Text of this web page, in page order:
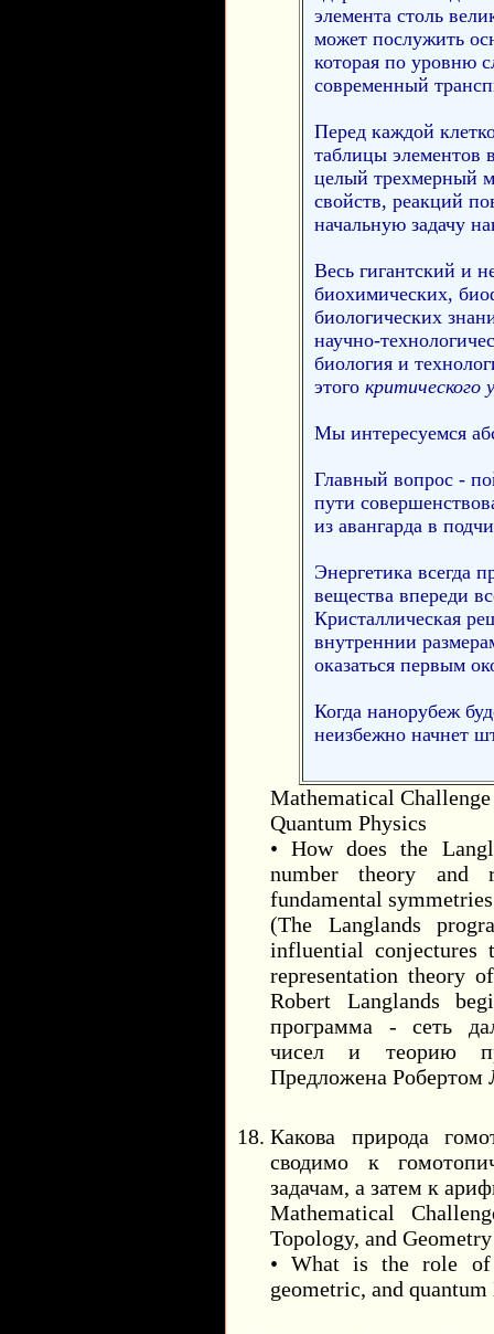
элемента столь
может послужить
которая по уровню
современный
Перед каждой
таблицы элементов
целый трехмерный
свойств, реакций
начальную задачу
Весь гигантский и
биохимических,
биологических
научно-
биология и
этого критического
Мы интересуемся
Главный вопрос -
пути
из авангарда в
Энергетика всегда
вещества впереди
Кристаллическая
внутреннии
оказаться первым
Когда нанорубеж
неизбежно начнет
Mathematical
Quantum Physics
• How does the
number theory and
fundamental
(The Langlands
influential conjectures
representation theory
Robert Langlands
программа - сеть
чисел и теорию
Предложена Робертом
Какова природа
сводимо к
задачам, а затем к
Mathematical
Topology, and Geometry
• What is the role of
geometric, and